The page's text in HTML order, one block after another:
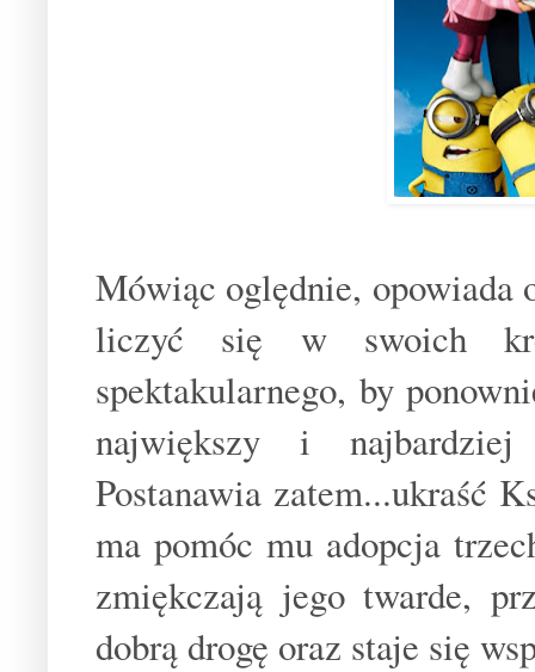
Mówiąc oględnie, opowiada
liczyć się w swoich
spektakularnego, by
największy i najbardziej
Postanawia zatem...ukraść
ma pomóc mu adopcja
zmiękczają jego twarde,
dobrą drogę oraz staje się